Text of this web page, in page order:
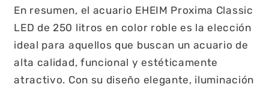
En resumen, el acuario EHEIM Proxima Classic
LED de 250 litros en color roble es la elección
ideal para aquellos que buscan un acuario de
alta calidad, funcional y estéticamente
atractivo. Con su diseño elegante, iluminación